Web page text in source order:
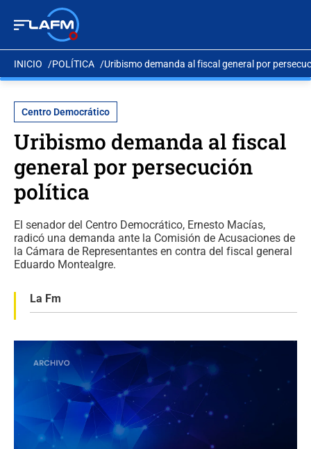
INICIO POLÍTICA Uribismo demanda al fiscal general por
Centro Democrático
Uribismo demanda al fiscal
general por persecución
política
El senador del Centro Democrático, Ernesto Macías,
radicó una demanda ante la Comisión de Acusaciones de
la Cámara de Representantes en contra del fiscal general
Eduardo Montealgre.
La Fm